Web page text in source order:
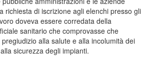
richiesta di iscrizione agli elenchi presso gli
doveva essere corredata della
sanitario che comprovasse che
alla salute e alla incolumità dei
sicurezza degli impianti.